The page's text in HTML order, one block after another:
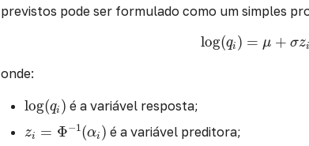
previstos pode ser formulado como um simples
log(qi ) = μ + σzi
log ( +
onde:
log(qi )
log q )
é a variável resposta;
zi = Φ−1(αi )
−1(α
é a variável preditora;